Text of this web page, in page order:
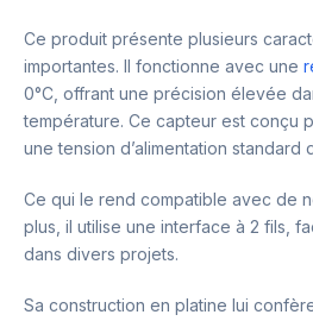
Ce produit présente plusieurs
importantes. Il fonctionne avec une
0°C, offrant une précision élevée
température. Ce capteur est conçu
une tension d’alimentation standard
Ce qui le rend compatible avec de
plus, il utilise une interface à 2 fils,
dans divers projets.
Sa construction en platine lui